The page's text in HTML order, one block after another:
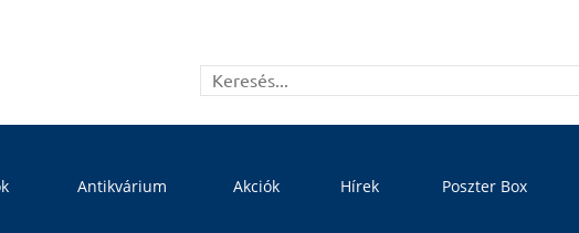
Antikvárium Akciók Hírek Poszter Box